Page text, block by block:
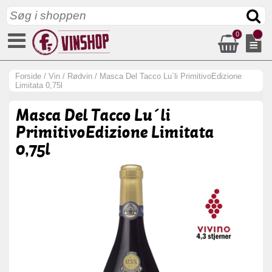
0
Forside / Vin / Rødvin / Masca Del Tacco Lu´li PrimitivoEdizione
Limitata 0,75l
Masca Del Tacco Lu´li
PrimitivoEdizione Limitata
0,75l